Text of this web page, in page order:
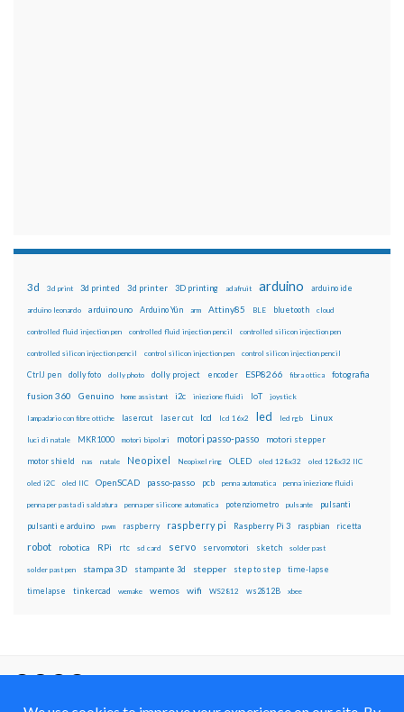
3d 3d print 3d printed 3d printer 3D printing adafruit arduino arduino ide
arduino leonardo arduino uno Arduino Yún arm Attiny85 BLE bluetooth cloud
controlled fluid injection pen controlled fluid injection pencil controlled silicon injection pen
controlled silicon injection pencil control silicon injection pen control silicon injection pencil
CtrlJ pen dolly foto dolly photo dolly project encoder ESP8266 fibra ottica fotografia
fusion 360 Genuino home assistant i2c iniezione fluidi IoT joystick
lampadario con fibre ottiche lasercut laser cut lcd lcd 16x2 led led rgb Linux
luci di natale MKR1000 motori bipolari motori passo-passo motori stepper
motor shield nas natale Neopixel Neopixel ring OLED oled 128x32 oled 128x32 IIC
oled i2C oled IIC OpenSCAD passo-passo pcb penna automatica penna iniezione fluidi
penna per pasta di saldatura penna per silicone automatica potenziometro pulsante pulsanti
pulsanti e arduino pwm raspberry raspberry pi Raspberry Pi 3 raspbian ricetta
robot robotica RPi rtc sd card servo servomotori sketch solder past
solder past pen stampa 3D stampante 3d stepper step to step time-lapse
timelapse tinkercad wemake wemos wifi WS2812 ws2812B xbee